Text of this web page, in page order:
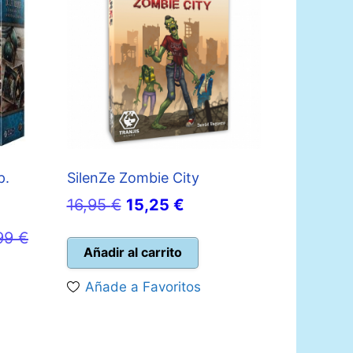
€
SilenZe Zombie City
16,95€ El
original
era:
16,95 €.
15,25 €El
es:
15,25 €.
Añadir al carrito
Añade a Favoritos